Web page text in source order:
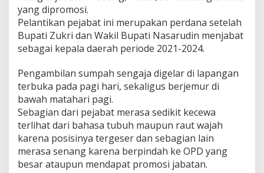
V
T
i
n
k
a
t
k
a
n
K
o
m
p
yang dipromosi.
Pelantikan pejabat ini merupakan perdana setelah
Bupati Zukri dan Wakil Bupati Nasarudin menjabat
sebagai kepala daerah periode 2021-2024.
Pengambilan sumpah sengaja digelar di lapangan
terbuka pada pagi hari, sekaligus berjemur di
bawah matahari pagi.
Sebagian dari pejabat merasa sedikit kecewa
terlihat dari bahasa tubuh maupun raut wajah
karena posisinya tergeser dan sebagian lain
merasa senang karena berpindah ke OPD yang
besar ataupun mendapat promosi jabatan.